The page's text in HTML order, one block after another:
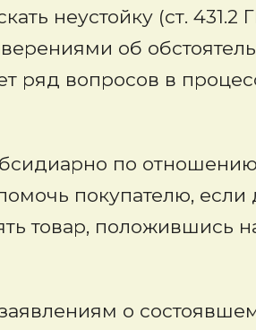
неустойку (ст. 431.2
об
ряд вопросов в
по
покупателю, если
товар, положившись
о